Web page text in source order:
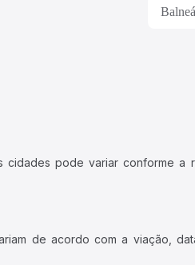
cidades pode variar conforme a
de acordo com a viação,